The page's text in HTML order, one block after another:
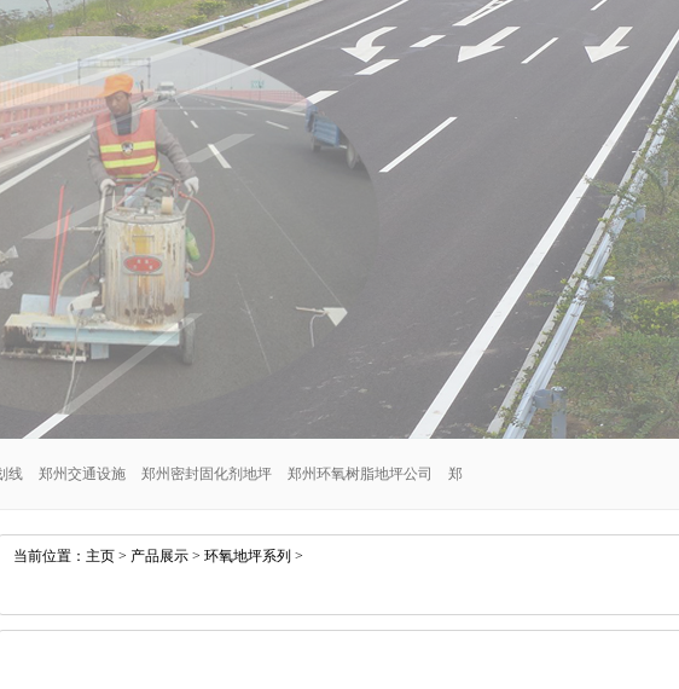
线 郑州交通设施 郑州密封固化剂地坪 郑州环氧树脂地坪公司 郑
当前位置： 主页 > 产品展示 > 环氧地坪系列 >